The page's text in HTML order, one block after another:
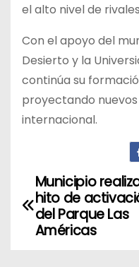
el alto nivel de
Con el apoyo del
Desierto y la
continúa su
proyectando
internacional.
N
a
Municipio
hito de
del Parque Las
Américas